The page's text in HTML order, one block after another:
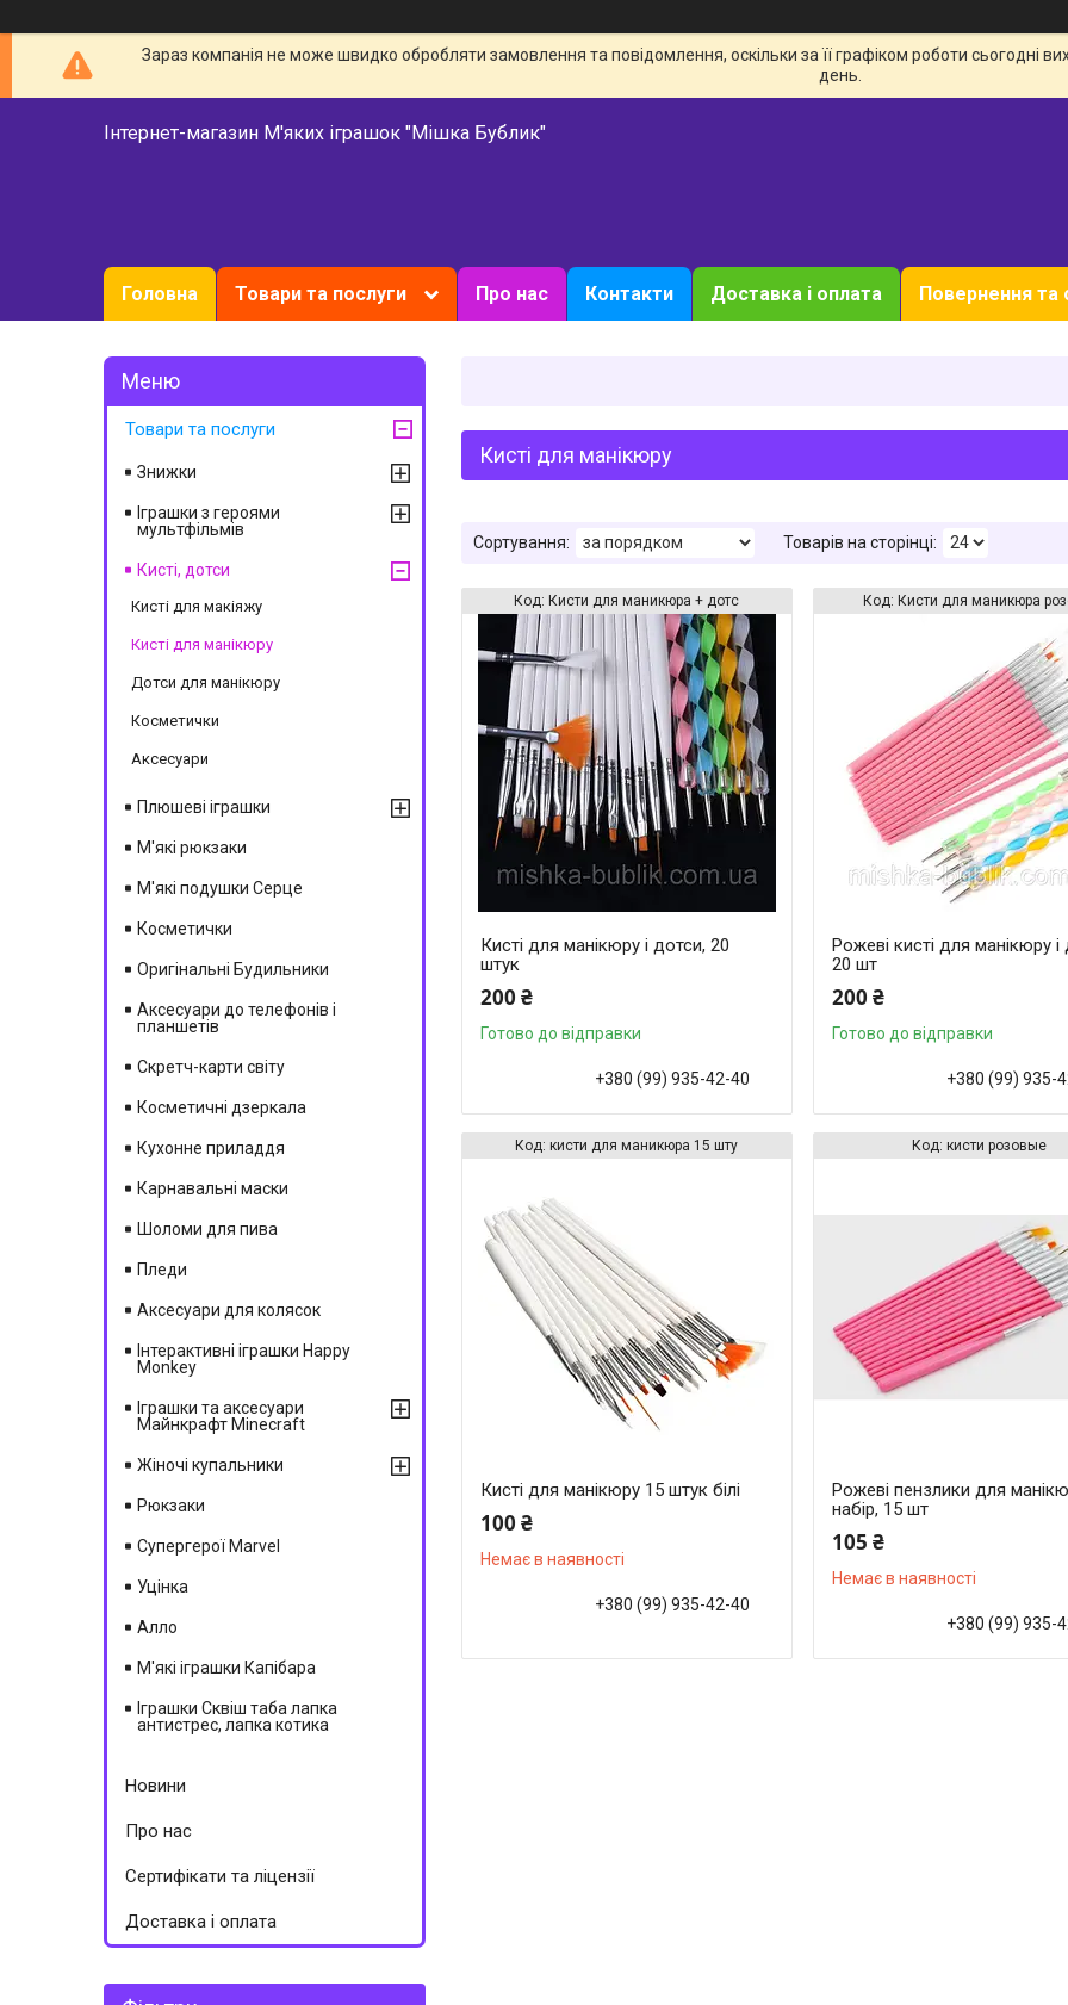
Зараз компанія не може швидко обробляти замовлення та повідомлення, оскільки за її графіком роботи сьогодні
день.
Інтернет-магазин М'яких іграшок "Мішка Бублик"
Головна Товари та послуги Про нас Контакти Доставка і оплата Повернення та
Кисті для манікюру
Кисти для маникюра + дотс
Кисті для манікюру і дотси, 20
штук
200 ₴
Готово до відправки
+380 (99) 935-42-40
Кисти для маникюра
Рожеві кисті для манікюру і
20 шт
200 ₴
Готово до відправки
+380 (99) 935-
кисти для маникюра 15 шту
Кисті для манікюру 15 штук білі
100 ₴
Немає в наявності
+380 (99) 935-42-40
кисти розовые
Рожеві пензлики для
набір, 15 шт
105 ₴
Немає в наявності
+380 (99) 935-
Товари та послуги
Знижки
Іграшки з героями
мультфільмів
Кисті, дотси
Кисті для макіяжу
Кисті для манікюру
Дотси для манікюру
Косметички
Аксесуари
Плюшеві іграшки
М'які рюкзаки
М'які подушки Серце
Косметички
Оригінальні Будильники
Аксесуари до телефонів і
планшетів
Скретч-карти світу
Косметичні дзеркала
Кухонне приладдя
Карнавальні маски
Шоломи для пива
Пледи
Аксесуари для колясок
Інтерактивні іграшки Happy
Monkey
Іграшки та аксесуари
Майнкрафт Minecraft
Жіночі купальники
Рюкзаки
Супергерої Marvel
Уцінка
Алло
М'які іграшки Капібара
Іграшки Сквіш таба лапка
антистрес, лапка котика
Новини
Про нас
Сертифікати та ліцензії
Доставка і оплата